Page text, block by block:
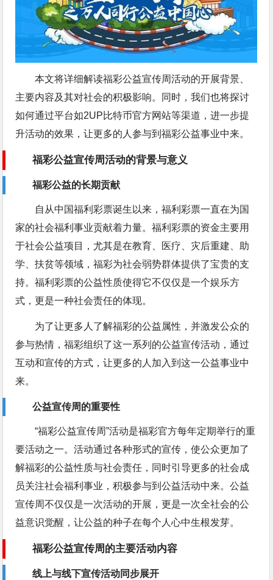
本文将详细解读福彩公益宣传周活动的开展背景、
主要内容及其对社会的积极影响。同时，我们也将探讨
如何通过平台如2UP比特币官方网站等渠道，进一步提
升活动的效果，让更多的人参与到福彩公益事业中来。
福彩公益宣传周活动的背景与意义
福彩公益的长期贡献
自从中国福利彩票诞生以来，福利彩票一直在为国
家的社会福利事业贡献着力量。福利彩票的资金主要用
于社会公益项目，尤其是在教育、医疗、灾后重建、助
学、扶贫等领域，福彩为社会弱势群体提供了宝贵的支
持。福利彩票的公益性质使得它不仅仅是一个娱乐方
式，更是一种社会责任的体现。
为了让更多人了解福彩的公益属性，并激发公众的
参与热情，福彩组织了这一系列的公益宣传活动，通过
互动和宣传的方式，让更多的人加入到这一公益事业中
来。
公益宣传周的重要性
“福彩公益宣传周”活动是福彩官方每年定期举行的重
要活动之一。活动通过各种形式的宣传，使公众更加了
解福彩的公益性质与社会责任，同时引导更多的社会成
员关注社会福利事业，积极参与到公益活动中来。公益
宣传周不仅仅是一次活动的开展，更是一次全社会的公
益意识觉醒，让公益的种子在每个人心中生根发芽。
福彩公益宣传周的主要活动内容
线上与线下宣传活动同步展开